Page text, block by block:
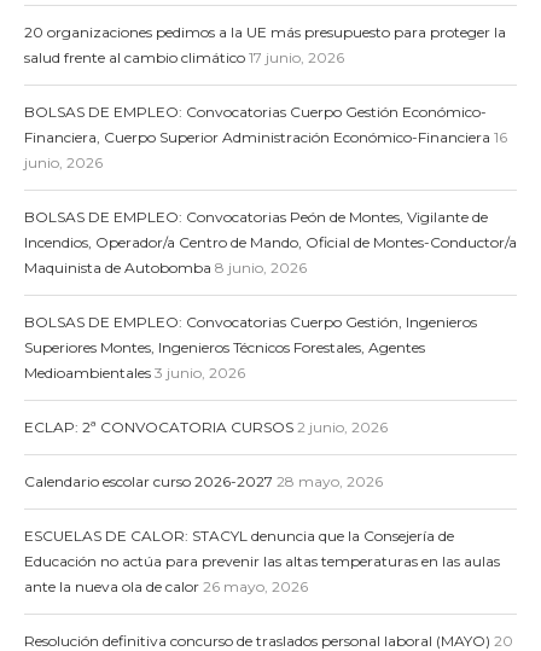
20 organizaciones pedimos a la UE más presupuesto para proteger la
salud frente al cambio climático 17 junio, 2026
BOLSAS DE EMPLEO: Convocatorias Cuerpo Gestión Económico-
Financiera, Cuerpo Superior Administración Económico-Financiera 16
junio, 2026
BOLSAS DE EMPLEO: Convocatorias Peón de Montes, Vigilante de
Incendios, Operador/a Centro de Mando, Oficial de Montes-Conductor/a
Maquinista de Autobomba 8 junio, 2026
BOLSAS DE EMPLEO: Convocatorias Cuerpo Gestión, Ingenieros
Superiores Montes, Ingenieros Técnicos Forestales, Agentes
Medioambientales 3 junio, 2026
ECLAP: 2ª CONVOCATORIA CURSOS 2 junio, 2026
Calendario escolar curso 2026-2027 28 mayo, 2026
ESCUELAS DE CALOR: STACYL denuncia que la Consejería de
Educación no actúa para prevenir las altas temperaturas en las aulas
ante la nueva ola de calor 26 mayo, 2026
Resolución definitiva concurso de traslados personal laboral (MAYO) 20